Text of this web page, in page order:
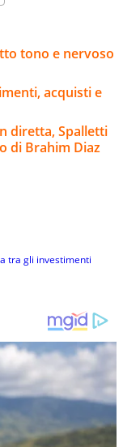
tono e nervoso
acquisti e
diretta, Spalletti
di Brahim Diaz
tra gli investimenti